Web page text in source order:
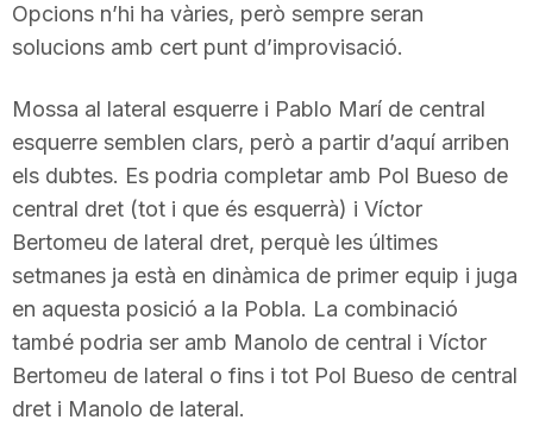
T
a
r
a
Opcions n’hi ha vàries, però sempre seran
solucions amb cert punt d’improvisació.
Mossa al lateral esquerre i Pablo Marí de central
esquerre semblen clars, però a partir d’aquí arriben
els dubtes. Es podria completar amb Pol Bueso de
central dret (tot i que és esquerrà) i Víctor
Bertomeu de lateral dret, perquè les últimes
setmanes ja està en dinàmica de primer equip i juga
en aquesta posició a la Pobla. La combinació
també podria ser amb Manolo de central i Víctor
Bertomeu de lateral o fins i tot Pol Bueso de central
dret i Manolo de lateral.